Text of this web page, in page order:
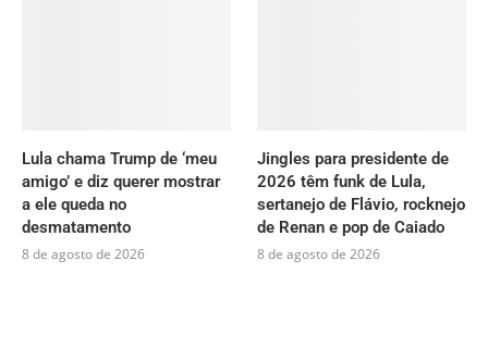
Lula chama Trump de ‘meu
amigo’ e diz querer mostrar
a ele queda no
desmatamento
8 de agosto de 2026
Jingles para presidente de
2026 têm funk de Lula,
sertanejo de Flávio, rocknejo
de Renan e pop de Caiado
8 de agosto de 2026